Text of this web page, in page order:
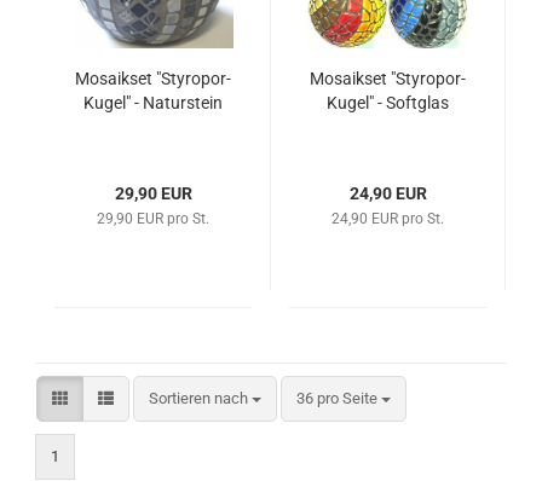
Mosaikset "Styropor-
Kugel" - Naturstein
29,90 EUR
29,90 EUR pro St.
Mosaikset "Styropor-
Kugel" - Softglas
24,90 EUR
24,90 EUR pro St.
Sortieren nach
Sortieren nach 36 pro Seite
pro Seite
1